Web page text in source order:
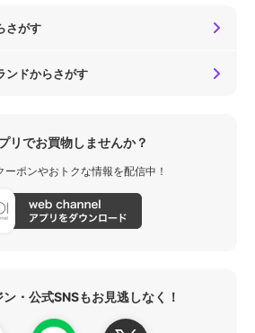
さがす
ンドからさがす
リでお買物しませんか？
ーポンやおトクな情報を配信中！
・公式SNSもお見逃しなく！